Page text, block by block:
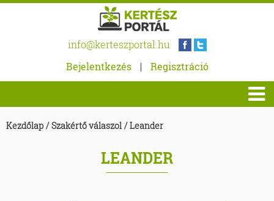
info@kerteszportal.hu
Bejelentkezés
| Regisztráció
Kezdőlap / Szakértő válaszol / Leander
LEANDER